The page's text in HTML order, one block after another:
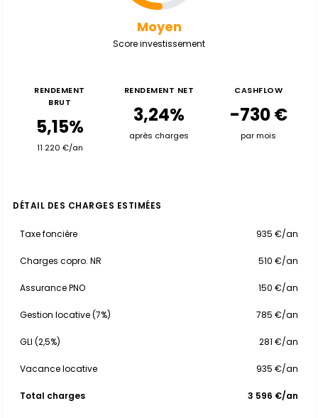
Moyen
Score investissement
RENDEMENT
BRUT
5,15%
11 220 €/an
RENDEMENT NET
3,24%
après charges
CASHFLOW
-730 €
par mois
DÉTAIL DES CHARGES ESTIMÉES
Taxe foncière 935 €/an
Charges copro. NR 510 €/an
Assurance PNO 150 €/an
Gestion locative (7%) 785 €/an
GLI (2,5%) 281 €/an
Vacance locative 935 €/an
Total charges 3 596 €/an